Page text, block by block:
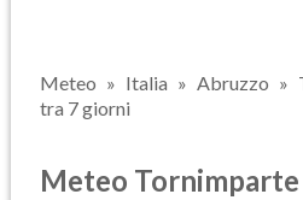
Meteo Italia Abruzzo
tra 7 giorni
Meteo